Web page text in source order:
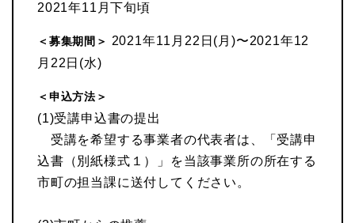
2021年11月下旬頃
＜募集期間＞
2021年11月22日(月)〜2021年12
月22日(水)
＜申込方法＞
(1)受講申込書の提出
受講を希望する事業者の代表者は、「受講申
込書（別紙様式１）」を当該事業所の所在する
市町の担当課に送付してください。